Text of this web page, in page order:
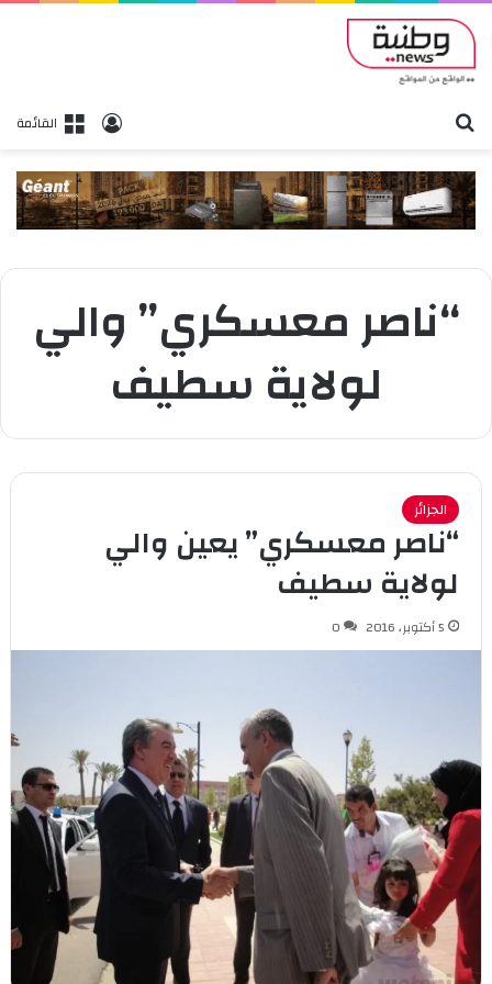
القائمةتسجيل
“ناصر معسكري” والي
لولاية سطيف
الجزائر
“ناصر معسكري” يعين والي
لولاية سطيف
5 أكتوبر، 2016 0